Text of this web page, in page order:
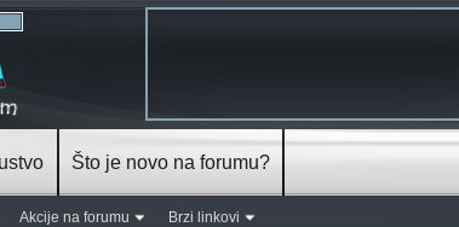
Akcije na forumu Brzi linkovi
Što je novo na forumu?